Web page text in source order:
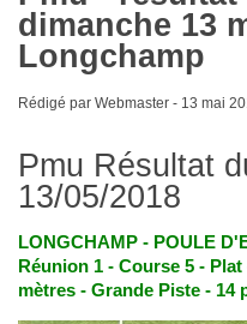
dimanche 13
Longchamp
Rédigé par Webmaster - 13 mai
Pmu Résultat
13/05/2018
LONGCHAMP - POULE
Réunion 1 - Course 5 - Plat
mètres - Grande Piste - 14